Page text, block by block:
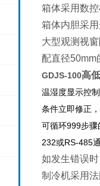
箱体采用数
箱体内胆采
大型观测视
配直径50mm
GDJS-100高
温湿度显示控
条件立即修正
可循环999步
232或RS-485
如发生错误
制冷机采用